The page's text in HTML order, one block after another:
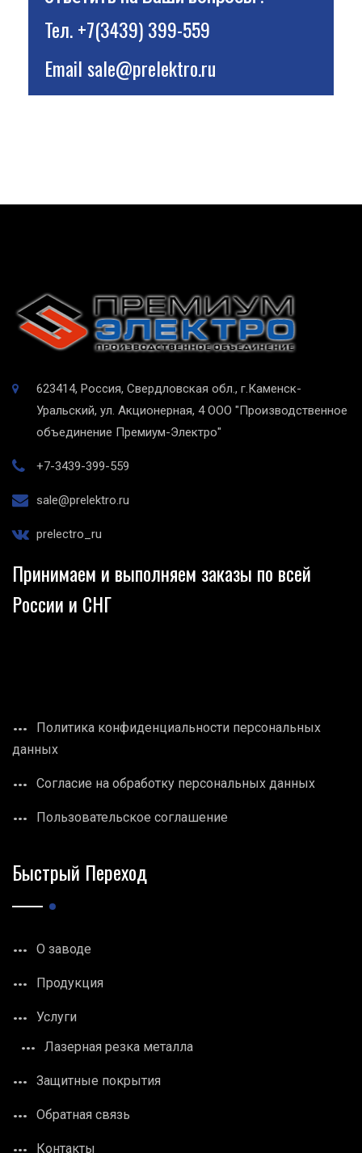
Тел.+7(3439) 399-559
Emailsale@prelektro.ru
623414, Россия, Свердловская обл., г.Каменск-
Уральский, ул. Акционерная, 4 ООО "Производственное
объединение Премиум-Электро"
+7-3439-399-559
sale@prelektro.ru
prelectro_ru
Принимаем и выполняем заказы по всей
России и СНГ
Политика конфиденциальности персональных
данных
Согласие на обработку персональных данных
Пользовательское соглашение
Быстрый Переход
О заводе
Продукция
Услуги
Лазерная резка металла
Защитные покрытия
Обратная связь
Контакты